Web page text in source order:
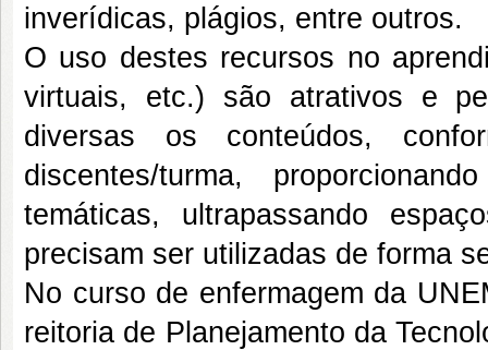
inverídicas, plágios, entre outros.
O uso destes recursos no
virtuais, etc.) são atrativos e
diversas os conteúdos,
discentes/turma,
temáticas, ultrapassando
precisam ser utilizadas de forma
No curso de enfermagem da
reitoria de Planejamento da